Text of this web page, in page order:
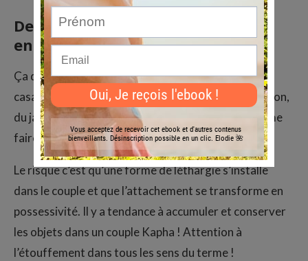
Deux personnes « Kapha »
ensemble, ça donne quoi ?
Ça donne des familles nombreuses ! La vie est
casanière voire routinière : on prend soin de la maison,
du jardin, on aime les plateaux devant la télé, on aime
faire la grasse matinée.
Le risque c’est qu’une forme de léthargie s’installe
dans le couple et que l’attachement se transforme en
possessivité. Il y a tendance à accumuler et conserver
les objets dans un couple Kapha ! Attention à
l’étouffement dans tous les sens du terme !